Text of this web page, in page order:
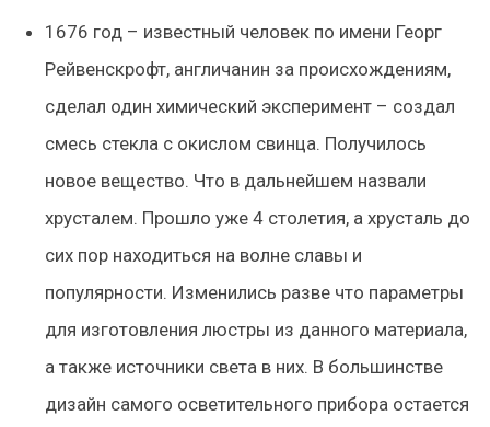
1676 год – известный человек по имени Георг
Рейвенскрофт, англичанин за происхождениям,
сделал один химический эксперимент – создал
смесь стекла с окислом свинца. Получилось
новое вещество. Что в дальнейшем назвали
хрусталем. Прошло уже 4 столетия, а хрусталь до
сих пор находиться на волне славы и
популярности. Изменились разве что параметры
для изготовления люстры из данного материала,
а также источники света в них. В большинстве
дизайн самого осветительного прибора остается